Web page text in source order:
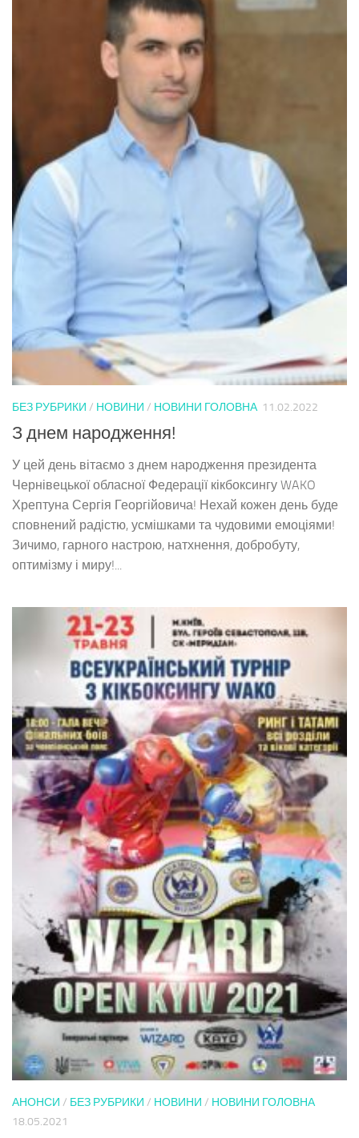
БЕЗ РУБРИКИ / НОВИНИ / НОВИНИ ГОЛОВНА 11.02.2022
З днем народження!
У цей день вітаємо з днем народження президента
Чернівецької обласної Федерації кікбоксингу WAKO
Хрептуна Сергія Георгійовича! Нехай кожен день буде
сповнений радістю, усмішками та чудовими емоціями!
Зичимо, гарного настрою, натхнення, добробуту,
оптимізму і миру!...
АНОНСИ / БЕЗ РУБРИКИ / НОВИНИ / НОВИНИ ГОЛОВНА
18.05.2021